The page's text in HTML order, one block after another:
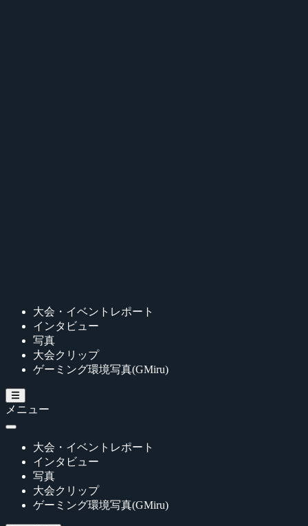
大会・イベントレポート
インタビュー
写真
大会クリップ
ゲーミング環境写真(GMiru)
メニュー
大会・イベントレポート
インタビュー
写真
大会クリップ
ゲーミング環境写真(GMiru)